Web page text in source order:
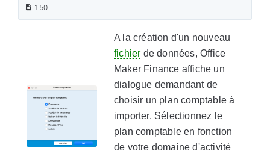
150
A la création d'un nouveau
fichier de données, Office
Maker Finance affiche un
dialogue demandant de
choisir un plan comptable à
importer. Sélectionnez le
plan comptable en fonction
de votre domaine d'activité